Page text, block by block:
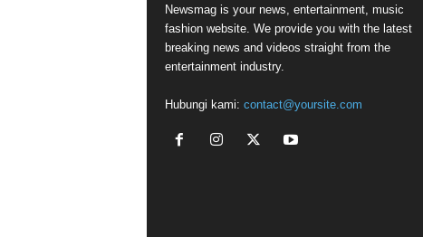
Newsmag is your news, entertainment, music
fashion website. We provide you with the latest
breaking news and videos straight from the
entertainment industry.
Hubungi kami: contact@yoursite.com